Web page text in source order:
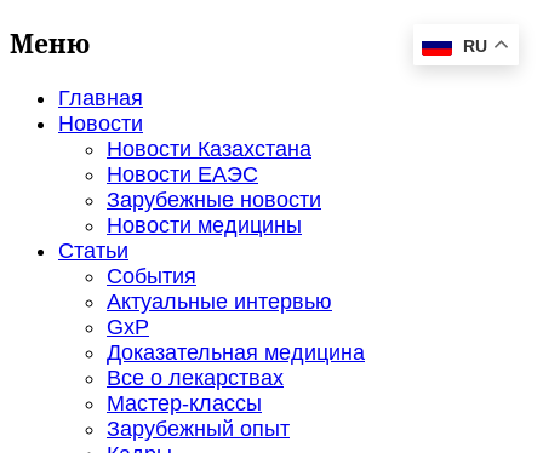
Меню
Главная
Новости
Новости Казахстана
Новости ЕАЭС
Зарубежные новости
Новости медицины
Статьи
События
Актуальные интервью
GxP
Доказательная медицина
Все о лекарствах
Мастер-классы
Зарубежный опыт
RU